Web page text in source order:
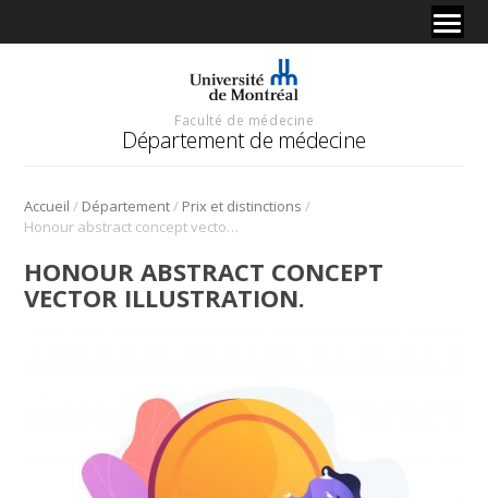
Faculté de médecine
Département de médecine
Accueil / Département/ Prix et distinctions /
Honour abstract concept vector illustration.
HONOUR ABSTRACT CONCEPT
VECTOR ILLUSTRATION.